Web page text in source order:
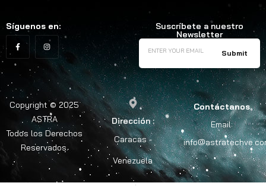
Síguenos en: Suscríbete a nuestro
Newsletter
Copyright © 2025
ASTRA
Todos los Derechos
Reservados.
Dirección :
Caracas -
Venezuela
Contáctanos
Email: